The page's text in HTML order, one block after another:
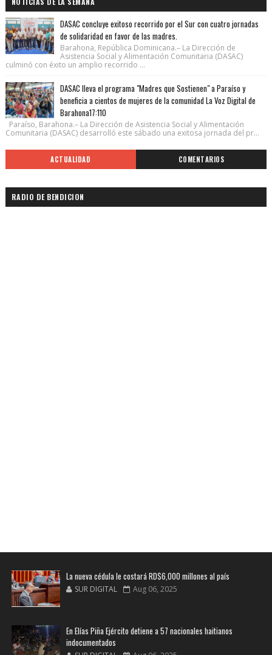
DASAC concluye exitoso recorrido por el Sur con cuatro jornadas
de solidaridad en favor de las madres.
Barahona, República Dominicana.– La Dirección de
Asistencia Social y Alimentación Comunitaria (DASAC)
culminó con éxito un amplio recorrido ...
DASAC lleva el programa "Madres que Sostienen" a Paraíso y
beneficia a cientos de mujeres de la comunidad La Voz Digital de
Barahona17:110
Paraíso, Barahona.– La Dirección de Asistencia Social y Alimentación
Comunitaria (DASAC) desarrolló este sábado una exitosa jornada del pr...
ACTUALIDAD COMENTARIOS
RADIO DE BENDICION
La nueva cédula le costará RD$6,000 millones al país
SUR DIGITAL Aug 06, 2025
En Elías Piña Ejército detiene a 57 nacionales haitianos
indocumentados